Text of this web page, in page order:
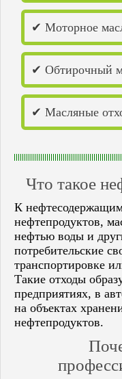
Кузнецк
Кумертау
Кунгур
Лениногорск
Лысково
Лысьва
Маркс
Медногорск
Мелеуз
Набережные Челны
Нижний Ломов
Нижний Новгород
Никольск
Новокуйбышевск
Новотроицк
Новоульяновск
Новочебоксарск
Октябрьский
Оренбург
Орск
Павлово
Пенза
Пермь
Пугачёв
✔ Моторное
✔ Обтирочный
✔ Масляные
Что такое
К нефтесодержащим
нефтепродуктов,
нефтью воды и
потребительские
транспортировке
Такие отходы
предприятиях, в
на объектах
нефтепродуктов.